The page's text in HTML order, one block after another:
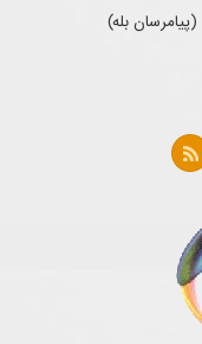
(پیامرسان بله)